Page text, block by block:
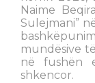
Naime
Sulejmani”
mundësive
në fushën
shkencor.